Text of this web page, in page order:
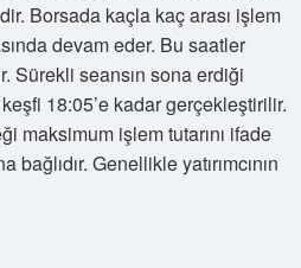
Borsada kaçla kaç arası işlem
devam eder. Bu saatler
Sürekli seansın sona erdiği
18:05’e kadar gerçekleştirilir.
maksimum işlem tutarını ifade
Genellikle yatırımcının